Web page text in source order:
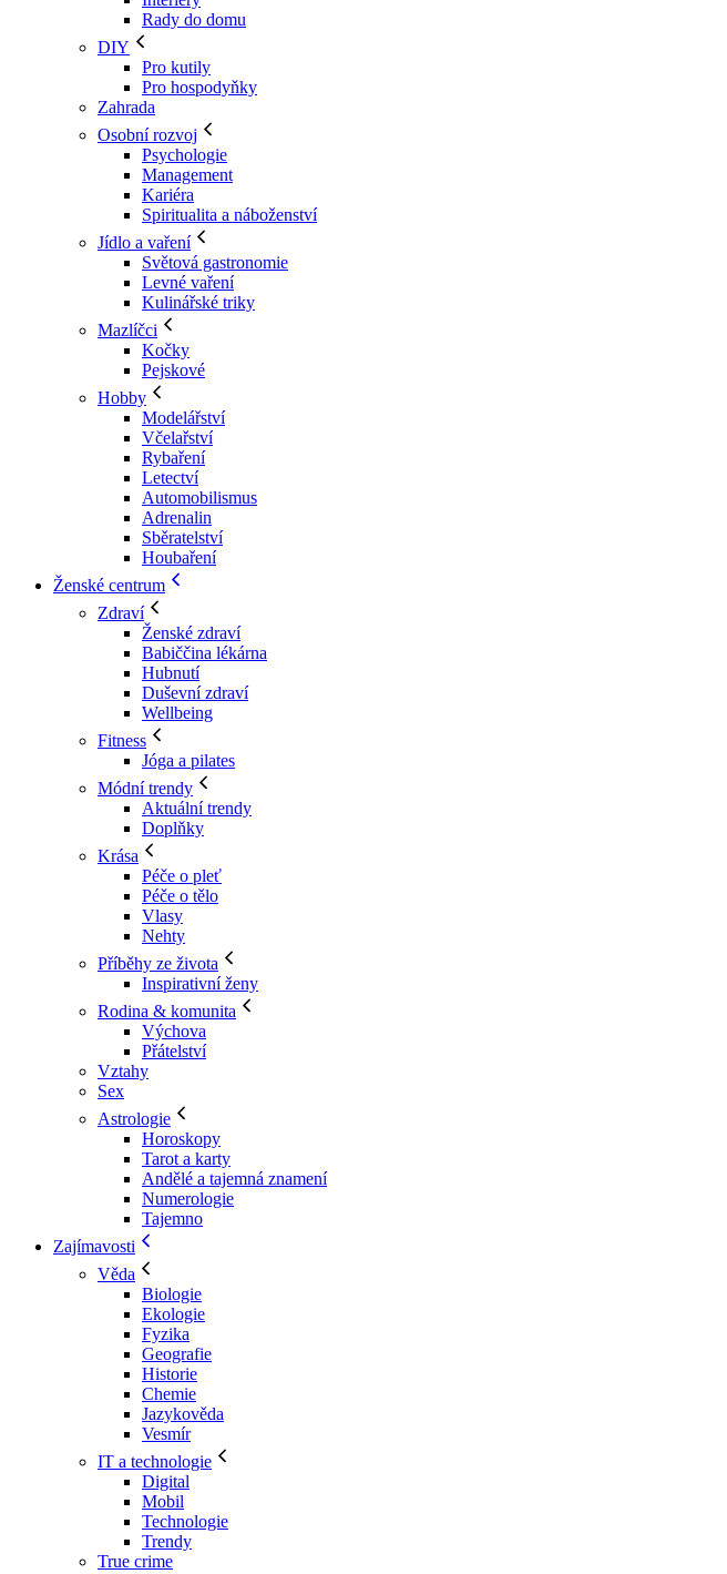
Rady do domu
DIY
Pro kutily
Pro hospodyňky
Zahrada
Osobní rozvoj
Psychologie
Management
Kariéra
Spiritualita a náboženství
Jídlo a vaření
Světová gastronomie
Levné vaření
Kulinářské triky
Mazlíčci
Kočky
Pejskové
Hobby
Modelářství
Včelařství
Rybaření
Letectví
Automobilismus
Adrenalin
Sběratelství
Houbaření
Ženské centrum
Zdraví
Ženské zdraví
Babiččina lékárna
Hubnutí
Duševní zdraví
Wellbeing
Fitness
Jóga a pilates
Módní trendy
Aktuální trendy
Doplňky
Krása
Péče o pleť
Péče o tělo
Vlasy
Nehty
Příběhy ze života
Inspirativní ženy
Rodina & komunita
Výchova
Přátelství
Vztahy
Sex
Astrologie
Horoskopy
Tarot a karty
Andělé a tajemná znamení
Numerologie
Tajemno
Zajímavosti
Věda
Biologie
Ekologie
Fyzika
Geografie
Historie
Chemie
Jazykověda
Vesmír
IT a technologie
Digital
Mobil
Technologie
Trendy
True crime